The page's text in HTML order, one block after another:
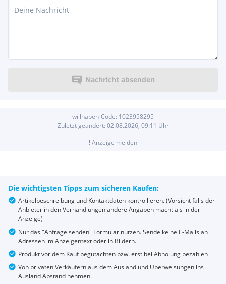
Nachricht absenden
willhaben-Code: 1023958295
Zuletzt geändert: 02.08.2026, 09:11 Uhr
!Anzeige melden
Die wichtigsten Tipps zum sicheren Kaufen:
Artikelbeschreibung und Kontaktdaten kontrollieren. (Vorsicht falls der
Anbieter in den Verhandlungen andere Angaben macht als in der
Anzeige)
Nur das "Anfrage senden" Formular nutzen. Sende keine E-Mails an
Adressen im Anzeigentext oder in Bildern.
Produkt vor dem Kauf begutachten bzw. erst bei Abholung bezahlen
Von privaten Verkäufern aus dem Ausland und Überweisungen ins
Ausland Abstand nehmen.